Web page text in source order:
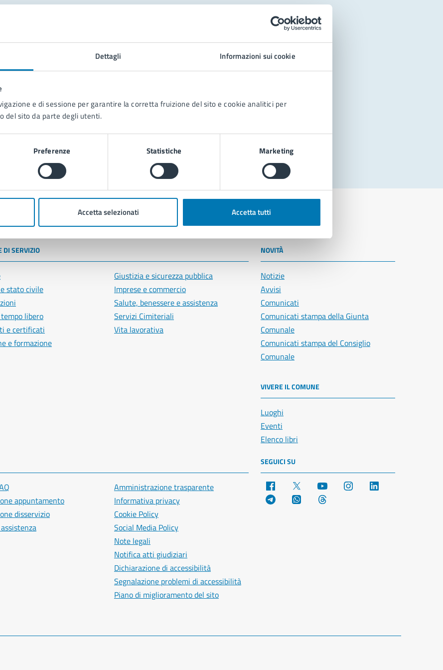
Dettagli Informazioni sui cookie
e di sessione per garantire la corretta fruizione del sito e cookie analitici per
del sito da parte degli utenti.
Preferenze Statistiche Marketing
Accetta selezionati Accetta tutti
in città
Segnala disservizio
DI SERVIZIO
stato civile
libero
e certificati
e formazione
Giustizia e sicurezza pubblica
Imprese e commercio
Salute, benessere e assistenza
Servizi Cimiteriali
Vita lavorativa
NOVITÀ
Notizie
Avvisi
Comunicati
Comunicati stampa della Giunta
Comunale
Comunicati stampa del Consiglio
Comunale
VIVERE IL COMUNE
Luoghi
Eventi
Elenco libri
appuntamento
disservizio
Amministrazione trasparente
Informativa privacy
Cookie Policy
Social Media Policy
Note legali
Notifica atti giudiziari
Dichiarazione di accessibilità
Segnalazione problemi di accessibilità
Piano di miglioramento del sito
SEGUICI SU
Facebook YouTube Instagram
Telegram WhatsApp